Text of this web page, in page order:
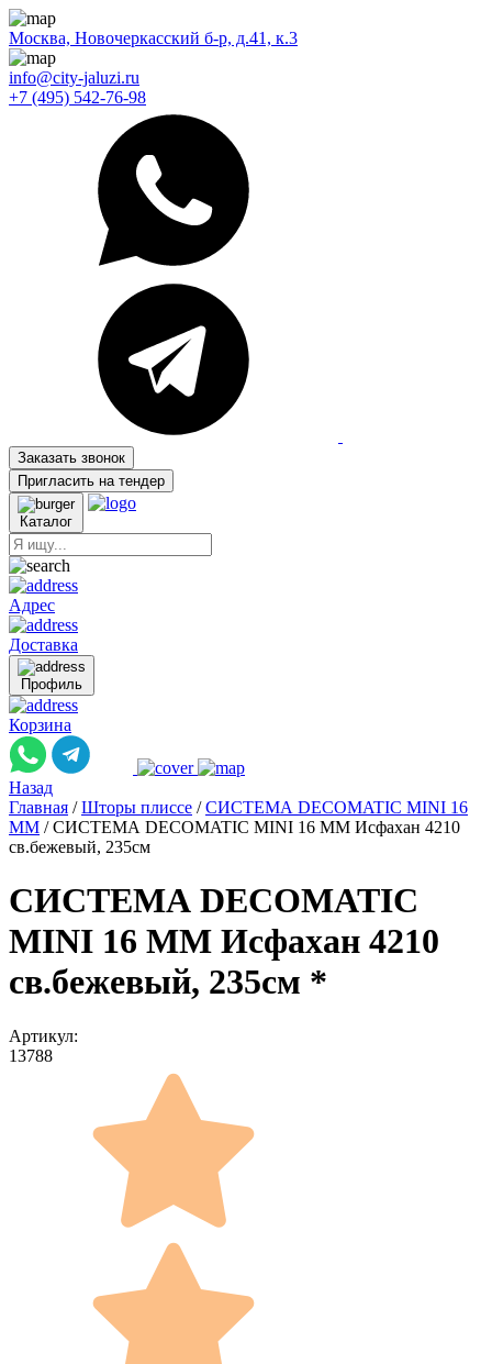
Москва, Новочеркасский б-р, д.41, к.3
info@city-jaluzi.ru
+7 (495) 542-76-98
Заказать звонок
Пригласить на тендер
Каталог
Адрес
Доставка
Профиль
Корзина
Назад
Главная / Шторы плиссе / СИСТЕМА DECOMATIC MINI 16
ММ / СИСТЕМА DECOMATIC MINI 16 ММ Исфахан 4210
св.бежевый, 235см
СИСТЕМА DECOMATIC
MINI 16 ММ Исфахан 4210
св.бежевый, 235см *
Артикул:
13788